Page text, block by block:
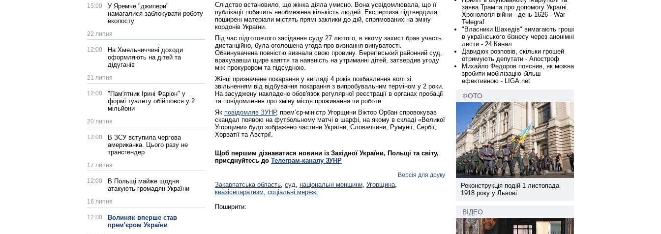
15:00
У Яремче "джипери"
намагалися заблокувати роботу
екопосту
22 липня
12:00
На Хмельниччині доходи
оформляють на дітей та
дідуганів
21 липня
12:00
"Пам'ятник Ірині Фаріон" у
формі туалету обійшовся у 2
мільйони
20 липня
12:00
В ЗСУ вступила чергова
американка. Цього разу не
трансгендер
17 липня
12:00
В Польщі майже щодня
атакують громадян України
16 липня
12:00
Волиняк вперше став
прем'єром України
Слідство встановило, що жінка діяла умисно. Вона усвідомлювала, що її
публікації побачить необмежена кількість людей. Експертиза підтвердила:
поширені матеріали містять прямі заклики до дій, спрямованих на зміну
кордонів України.
Під час підготовчого засідання суду 27 лютого, в якому захист брав участь
дистанційно, була оголошена угода про визнання винуватості.
Обвинувачена повністю визнала свою провину. Берегівський районний суд,
врахувавши щире каяття та наявність на утриманні дітей, затвердив угоду
між прокурором та підсудною.
Жінці призначене покарання у вигляді 4 років позбавлення волі зі
звільненням від відбування покарання з випробувальним терміном у 2 роки.
На засуджену накладено обов'язок регулярної реєстрації в органах пробації
та повідомлення про зміну місця проживання чи роботи.
Як повідомляв ЗУНР, прем’єр-міністр Угорщини Віктор Орбан спровокував
скандал появою на футбольному матчі в шарфі, на якому в складі «Великої
Угорщини» будо зображено частини України, Словаччини, Румунії, Сербії,
Хорватії та Австрії.
Щоб першим дізнаватися новини із Західної України, Польщі та світу,
приєднуйтесь до Телеграм-каналу ЗУНР
Версія для друку
Закарпатська область суд національні меншини Угорщина
квазісепаратизм соціальні мережі
Поширити:
заява Трампа про допомогу Україні.
Хронологія війни - день 1626 - War
Telegraf
"Власники Шахедів" вимагають гроші
в українського бізнесу через анонімні
листи - 24 Канал
Давидюк розповів, скільки грошей
отримують депутати - Апостроф
Михайло Федоров пояснив, як можна
зробити мобілізацію більш
ефективною - LIGA.net
ФОТО
Реконструкція подій 1 листопада
Реконструкція подій 1 листопада
1918 року у Львові
ВІДЕО